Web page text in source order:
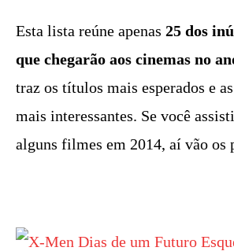
Esta lista reúne apenas 25 dos
que chegarão aos cinemas no
traz os títulos mais esperados e
mais interessantes. Se você
alguns filmes em 2014, aí vão os